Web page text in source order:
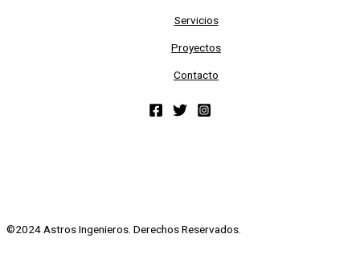
Servicios
Proyectos
Contacto
©2024 Astros Ingenieros. Derechos Reservados.